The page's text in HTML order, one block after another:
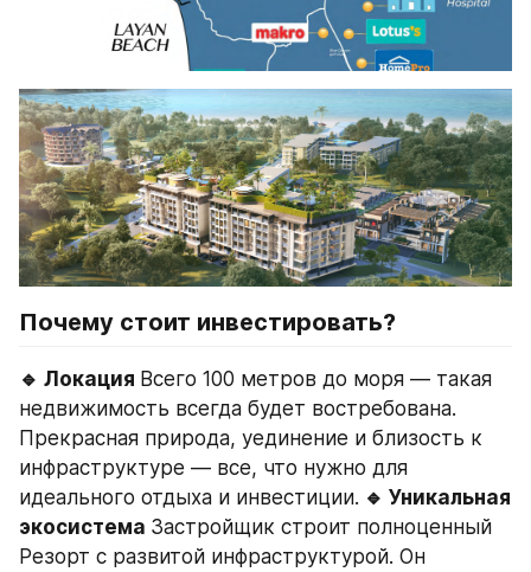
Почему стоит инвестировать?
🔹 Локация Всего 100 метров до моря — такая
недвижимость всегда будет востребована.
Прекрасная природа, уединение и близость к
инфраструктуре — все, что нужно для
идеального отдыха и инвестиции. 🔹 Уникальная
экосистема Застройщик строит полноценный
Резорт с развитой инфраструктурой. Он